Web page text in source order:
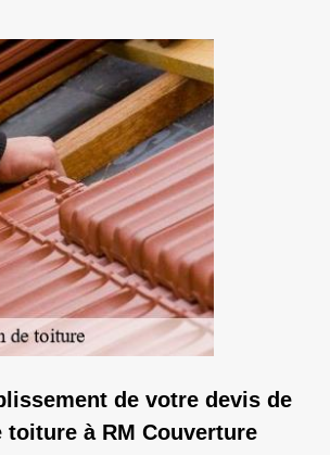
de votre devis de
toiture à RM Couverture